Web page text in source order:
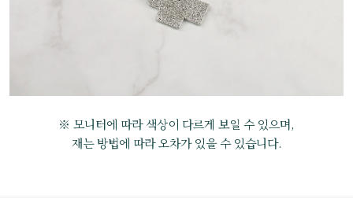
※ 모니터에 따라 색상이 다르게 보일 수 있으며,
재는 방법에 따라 오차가 있을 수 있습니다.